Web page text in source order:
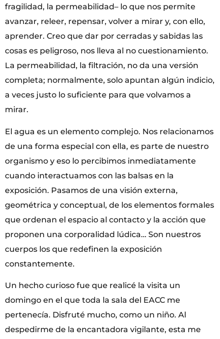
fragilidad, la permeabilidad– lo que nos permite
avanzar, releer, repensar, volver a mirar y, con ello,
aprender. Creo que dar por cerradas y sabidas las
cosas es peligroso, nos lleva al no cuestionamiento.
La permeabilidad, la filtración, no da una versión
completa; normalmente, solo apuntan algún indicio,
a veces justo lo suficiente para que volvamos a
mirar.
El agua es un elemento complejo. Nos relacionamos
de una forma especial con ella, es parte de nuestro
organismo y eso lo percibimos inmediatamente
cuando interactuamos con las balsas en la
exposición. Pasamos de una visión externa,
geométrica y conceptual, de los elementos formales
que ordenan el espacio al contacto y la acción que
proponen una corporalidad lúdica… Son nuestros
cuerpos los que redefinen la exposición
constantemente.
Un hecho curioso fue que realicé la visita un
domingo en el que toda la sala del EACC me
pertenecía. Disfruté mucho, como un niño. Al
despedirme de la encantadora vigilante, esta me